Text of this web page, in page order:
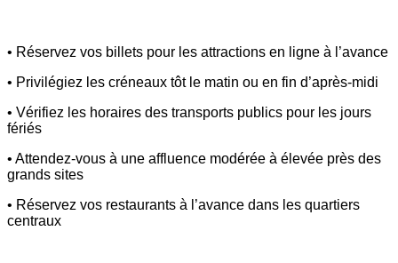
• Réservez vos billets pour les attractions en ligne à l’avance
• Privilégiez les créneaux tôt le matin ou en fin d’après-midi
• Vérifiez les horaires des transports publics pour les jours
fériés
• Attendez-vous à une affluence modérée à élevée près des
grands sites
• Réservez vos restaurants à l’avance dans les quartiers
centraux